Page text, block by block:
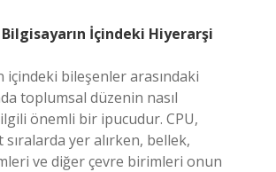
İçindeki Hiyerarşi
içindeki bileşenler arasındaki
toplumsal düzenin nasıl
önemli bir ipucudur. CPU,
yer alırken, bellek,
ve diğer çevre birimleri onun